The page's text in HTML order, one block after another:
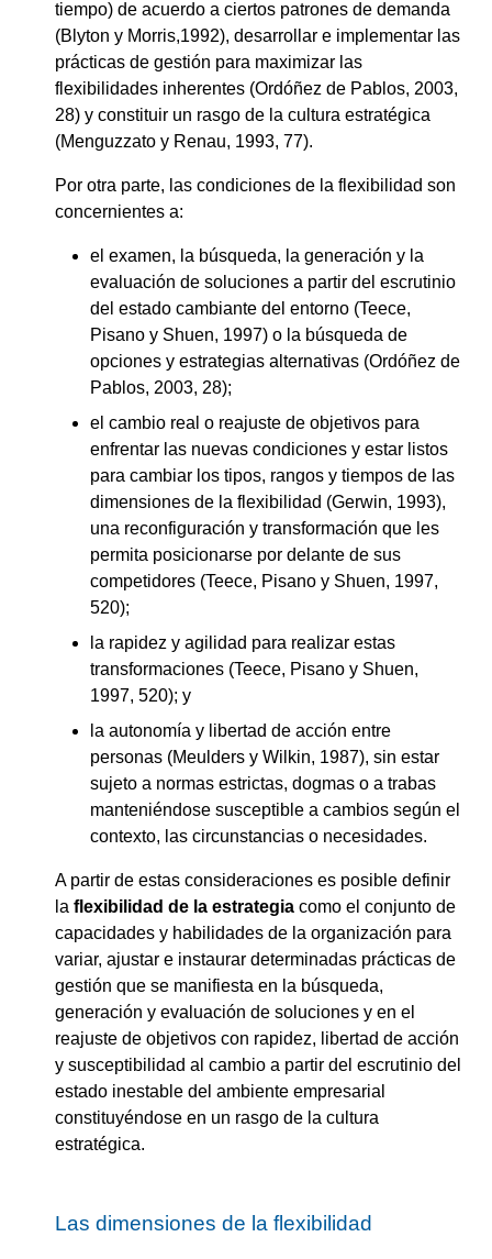
tiempo) de acuerdo a ciertos patrones de demanda
(Blyton y Morris,1992), desarrollar e implementar las
prácticas de gestión para maximizar las
flexibilidades inherentes (Ordóñez de Pablos, 2003,
28) y constituir un rasgo de la cultura estratégica
(Menguzzato y Renau, 1993, 77).
Por otra parte, las condiciones de la flexibilidad son
concernientes a:
el examen, la búsqueda, la generación y la
evaluación de soluciones a partir del escrutinio
del estado cambiante del entorno (Teece,
Pisano y Shuen, 1997) o la búsqueda de
opciones y estrategias alternativas (Ordóñez de
Pablos, 2003, 28);
el cambio real o reajuste de objetivos para
enfrentar las nuevas condiciones y estar listos
para cambiar los tipos, rangos y tiempos de las
dimensiones de la flexibilidad (Gerwin, 1993),
una reconfiguración y transformación que les
permita posicionarse por delante de sus
competidores (Teece, Pisano y Shuen, 1997,
520);
la rapidez y agilidad para realizar estas
transformaciones (Teece, Pisano y Shuen,
1997, 520); y
la autonomía y libertad de acción entre
personas (Meulders y Wilkin, 1987), sin estar
sujeto a normas estrictas, dogmas o a trabas
manteniéndose susceptible a cambios según el
contexto, las circunstancias o necesidades.
A partir de estas consideraciones es posible definir
la flexibilidad de la estrategia como el conjunto de
capacidades y habilidades de la organización para
variar, ajustar e instaurar determinadas prácticas de
gestión que se manifiesta en la búsqueda,
generación y evaluación de soluciones y en el
reajuste de objetivos con rapidez, libertad de acción
y susceptibilidad al cambio a partir del escrutinio del
estado inestable del ambiente empresarial
constituyéndose en un rasgo de la cultura
estratégica.
Las dimensiones de la flexibilidad